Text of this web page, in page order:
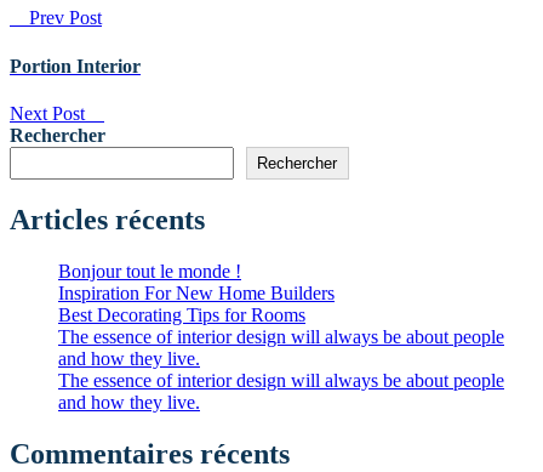
Prev Post
Portion Interior
Next Post
Rechercher
Rechercher
Articles récents
Bonjour tout le monde !
Inspiration For New Home Builders
Best Decorating Tips for Rooms
The essence of interior design will always be about people
and how they live.
The essence of interior design will always be about people
and how they live.
Commentaires récents